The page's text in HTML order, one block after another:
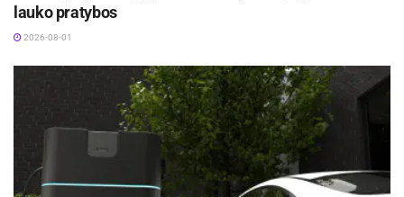
lauko pratybos
2026-08-01